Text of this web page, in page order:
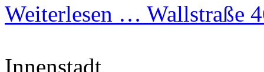
Weiterlesen … Wallstraße
Innenstadt